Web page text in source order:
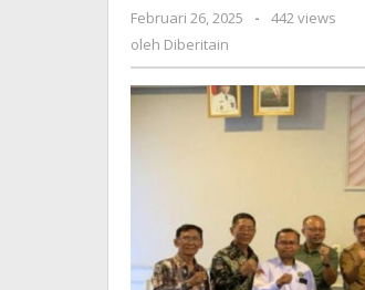
Februari 26, 2025
oleh
-
442 views
oleh Diberitain